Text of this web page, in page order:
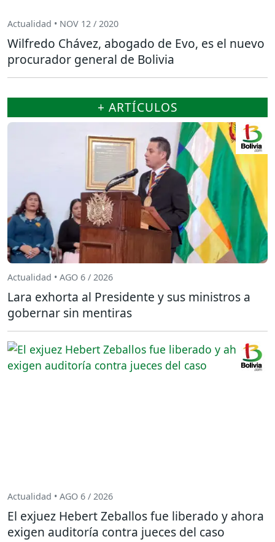
Actualidad • NOV 12 / 2020
Wilfredo Chávez, abogado de Evo, es el nuevo
procurador general de Bolivia
+ ARTÍCULOS
Actualidad • AGO 6 / 2026
Lara exhorta al Presidente y sus ministros a
gobernar sin mentiras
Actualidad • AGO 6 / 2026
El exjuez Hebert Zeballos fue liberado y ahora
exigen auditoría contra jueces del caso